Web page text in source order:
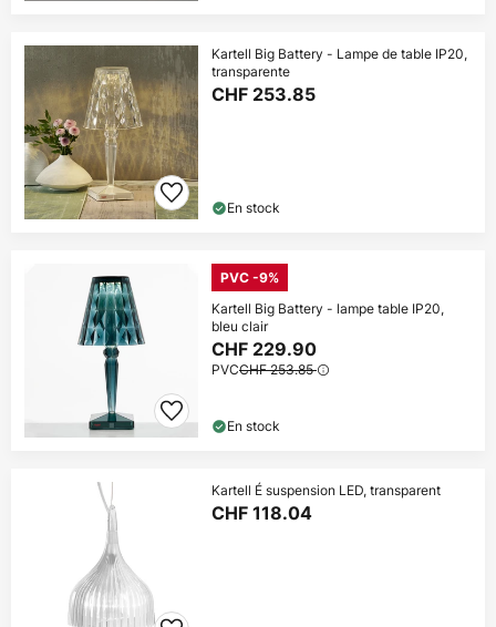
Kartell Big Battery - Lampe de table IP20,
transparente
CHF 253.85
En stock
PVC -9%
Kartell Big Battery - lampe table IP20,
bleu clair
CHF 229.90
PVCCHF 253.85
En stock
Kartell É suspension LED, transparent
CHF 118.04